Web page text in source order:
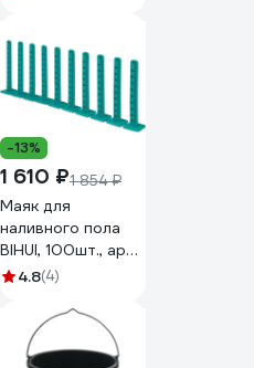
-13%
1 610 ₽1 854 ₽
Маяк для
наливного пола
BIHUI, 100шт., арт.
MSLP100
4.8(4)